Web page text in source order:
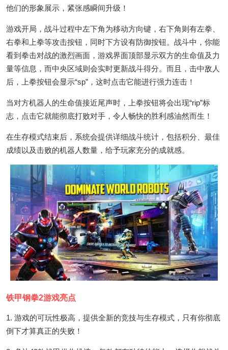
他们的形象展示，紧张感瞬间升级！
游戏开局，战斗过程中左下角为移动方向键，右下角则有左拳、
右拳和上拳等攻击按钮，同时下方设有防御按钮。战斗中，你能
看到拳击对战的激烈画面，游戏界面顶部显示双方的生命值及力
量等信息，而中央区域则会实时更新战斗得分。而且，击中敌人
后，上拳按钮会显示“sp”，这时点击它能进行强力连击！
当对方机器人的生命值接近尾声时，上拳按钮将会出现“rip”标
志，点击它就能彻底打败对手，令人畅快的胜利感油然而生！
在生存模式结束后，系统会提供详细战斗统计，包括积分、最佳
成绩以及击败的机器人数量，给予玩家充分的成就感。
铁甲钢拳2游戏亮点
1. 游戏的可玩性极高，提供全新的竞技与生存模式，只有你彻底
倒下才算真正的失败！